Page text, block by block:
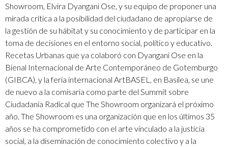
Showroom, Elvira Dyangani Ose, y su equipo de proponer una
mirada crítica a la posibilidad del ciudadano de apropiarse de
la gestión de su hábitat y su conocimiento y de participar en la
toma de decisiones en el entorno social, político y educativo.
Recetas Urbanas que ya colaboró con Dyangani Ose en la
Bienal Internacional de Arte Contemporáneo de Gotemburgo
(GIBCA), y la feria internacional ArtBASEL, en Basilea, se une
de nuevo a la comisaria como parte del Summit sobre
Ciudadanía Radical que The Showroom organizará el próximo
año. The Showroom es una organización que en los últimos 35
años se ha comprometido con el arte vinculado a la justicia
social, a la diseminación de conocimiento colectivo y a la